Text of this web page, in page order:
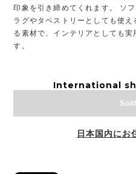
印象を引き締めてくれます。 ソ
ラグやタペストリーとしても使え
る素材で、インテリアとしても
す。
International
日本国内にお